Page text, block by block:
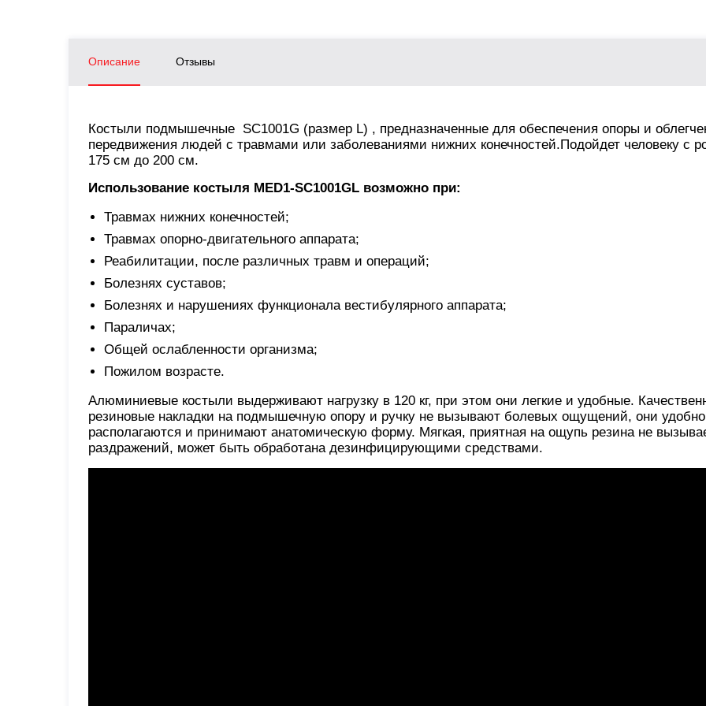
Описание Отзывы
Костыли подмышечные SC1001G (размер L) , предназначенные для обеспечения опоры и
передвижения людей с травмами или заболеваниями нижних конечностей.Подойдет человеку с
175 см до 200 см.
Использование костыля MED1-SC1001GL возможно при:
Травмах нижних конечностей;
Травмах опорно-двигательного аппарата;
Реабилитации, после различных травм и операций;
Болезнях суставов;
Болезнях и нарушениях функционала вестибулярного аппарата;
Параличах;
Общей ослабленности организма;
Пожилом возрасте.
Алюминиевые костыли выдерживают нагрузку в 120 кг, при этом они легкие и удобные.
резиновые накладки на подмышечную опору и ручку не вызывают болевых ощущений, они удобно
располагаются и принимают анатомическую форму. Мягкая, приятная на ощупь резина не
раздражений, может быть обработана дезинфицирующими средствами.